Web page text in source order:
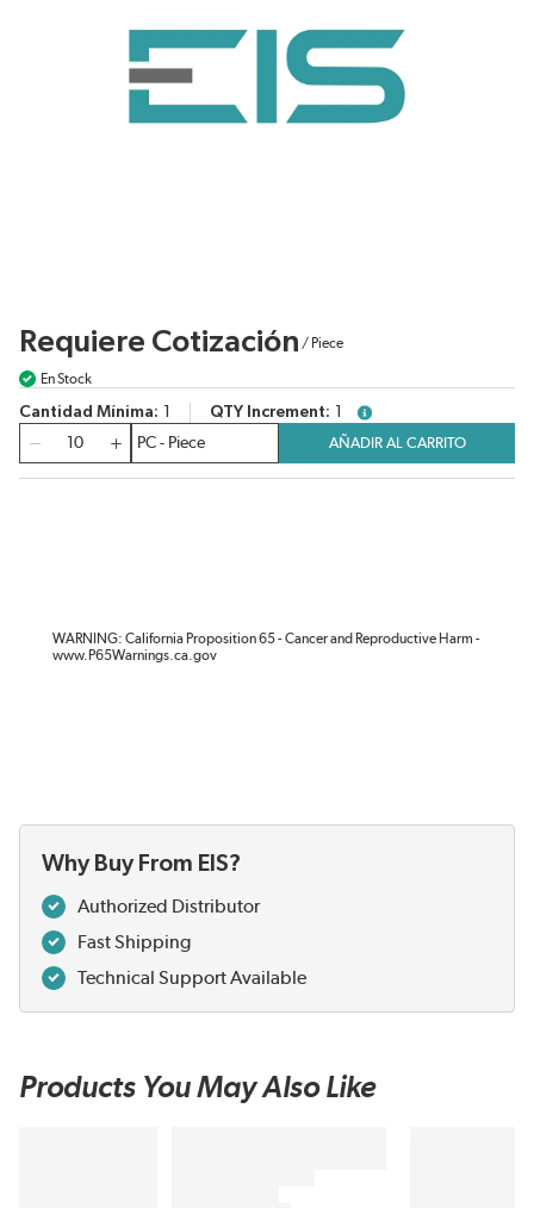
Requiere Cotización / Piece
En Stock
Cantidad Mínima QTY Increment
more info
Cantidad
AÑADIR AL CARRITO
WARNING: California Proposition 65 - Cancer and Reproductive Harm -
www.P65Warnings.ca.gov
Why Buy From EIS?
Authorized Distributor
Fast Shipping
Technical Support Available
Products You May Also Like